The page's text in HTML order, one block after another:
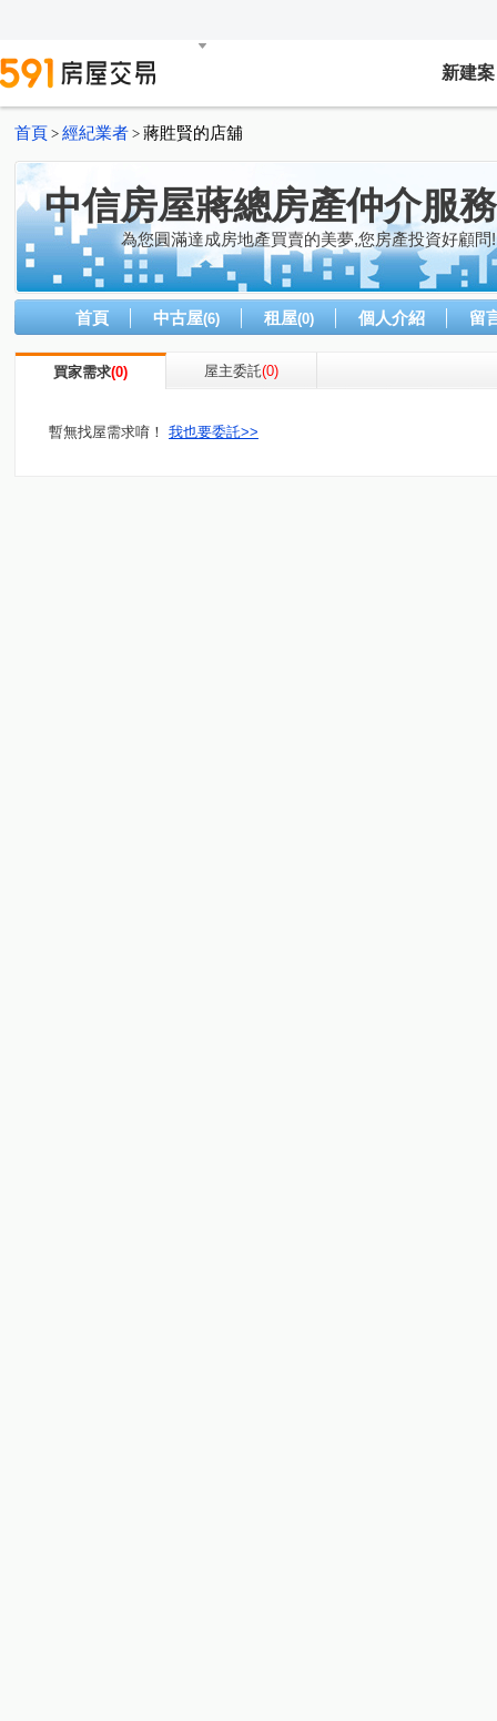
新建案
首頁 > 經紀業者 > 蔣貹賢的店舖
中信房屋蔣總房產仲介服務
為您圓滿達成房地產買賣的美夢,您房產投資好顧問!
首頁 中古屋(6) 租屋(0) 個人介紹 留
買家需求(0) 屋主委託(0)
暫無找屋需求唷！ 我也要委託>>